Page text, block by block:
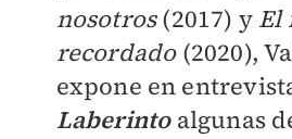
nosotros(2017) y El
recordado(2020),
expone en
Laberintoalgunas